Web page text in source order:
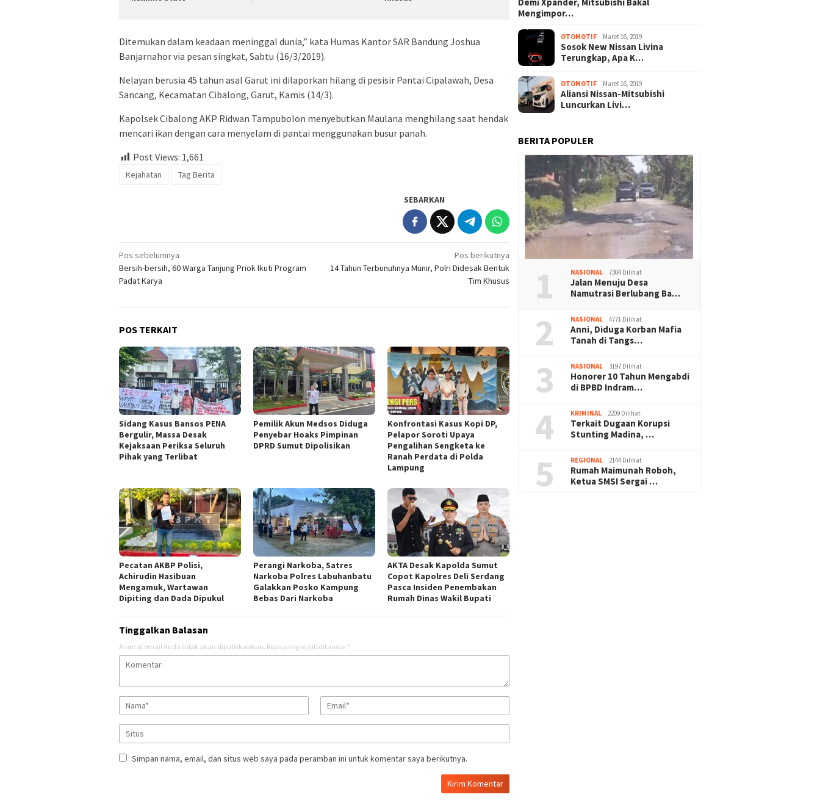
Ditemukan dalam keadaan meninggal dunia,” kata Humas Kantor SAR Bandung Joshua
Banjarnahor via pesan singkat, Sabtu (16/3/2019).
Nelayan berusia 45 tahun asal Garut ini dilaporkan hilang di pesisir Pantai Cipalawah, Desa
Sancang, Kecamatan Cibalong, Garut, Kamis (14/3).
Kapolsek Cibalong AKP Ridwan Tampubolon menyebutkan Maulana menghilang saat hendak
mencari ikan dengan cara menyelam di pantai menggunakan busur panah.
Post Views: 1,661
Kejahatan Tag Berita
SEBARKAN
Navigasi
pos
Pos sebelumnya
Bersih-bersih, 60 Warga Tanjung Priok Ikuti Program
Padat Karya
Pos berikutnya
14 Tahun Terbunuhnya Munir, Polri Didesak Bentuk
Tim Khusus
POS TERKAIT
Sidang Kasus Bansos PENA
Bergulir, Massa Desak
Kejaksaan Periksa Seluruh
Pihak yang Terlibat
Pemilik Akun Medsos Diduga
Penyebar Hoaks Pimpinan
DPRD Sumut Dipolisikan
Konfrontasi Kasus Kopi DP,
Pelapor Soroti Upaya
Pengalihan Sengketa ke
Ranah Perdata di Polda
Lampung
Pecatan AKBP Polisi,
Achirudin Hasibuan
Mengamuk, Wartawan
Dipiting dan Dada Dipukul
Perangi Narkoba, Satres
Narkoba Polres Labuhanbatu
Galakkan Posko Kampung
Bebas Dari Narkoba
AKTA Desak Kapolda Sumut
Copot Kapolres Deli Serdang
Pasca Insiden Penembakan
Rumah Dinas Wakil Bupati
Tinggalkan Balasan
Alamat email Anda tidak akan dipublikasikan. Ruas yang wajib ditandai *
Simpan nama, email, dan situs web saya pada peramban ini untuk komentar saya berikutnya.
Mengimpor…
OTOMOTIF Maret 16, 2019
Sosok New Nissan Livina
Terungkap, Apa K…
OTOMOTIF Maret 16, 2019
Aliansi Nissan-Mitsubishi
Luncurkan Livi…
BERITA POPULER
1 NASIONAL 7304 Dilihat
Jalan Menuju Desa
Namutrasi Berlubang Ba…
2 NASIONAL 4771 Dilihat
Anni, Diduga Korban Mafia
Tanah di Tangs…
3 NASIONAL 3197 Dilihat
Honorer 10 Tahun Mengabdi
di BPBD Indram…
4 KRIMINAL 2209 Dilihat
Terkait Dugaan Korupsi
Stunting Madina, …
5 REGIONAL 2144 Dilihat
Rumah Maimunah Roboh,
Ketua SMSI Sergai …